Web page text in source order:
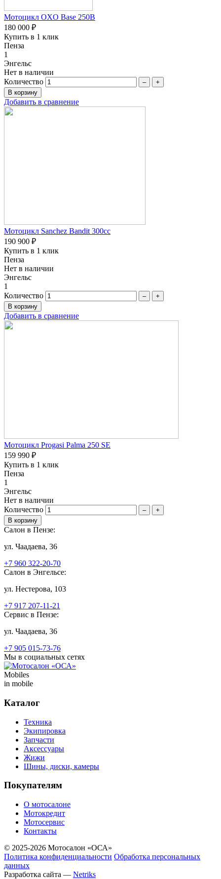
Мотоцикл OXO Base 250B
180 000 ₽
Купить в 1 клик
Пенза
1
Энгельс
Нет в наличии
Количество
– +
Добавить в сравнение
Мотоцикл Sanchez Bandit 300cc
190 900 ₽
Купить в 1 клик
Пенза
Нет в наличии
Энгельс
1
Количество
– +
Добавить в сравнение
Мотоцикл Progasi Palma 250 SE
159 990 ₽
Купить в 1 клик
Пенза
1
Энгельс
Нет в наличии
Количество
– +
Салон в Пензе:
ул. Чаадаева, 36
+7 960 322-20-70
Салон в Энгельсе:
ул. Нестерова, 103
+7 917 207-11-21
Сервис в Пензе:
ул. Чаадаева, 36
+7 905 015-73-76
Мы в социальных сетях
Mobiles
in mobile
Каталог
Техника
Экипировка
Запчасти
Аксессуары
Жижи
Шины, диски, камеры
Покупателям
О мотосалоне
Мотокредит
Мотосервис
Контакты
© 2025-2026 Мотосалон «ОСА»
Политика конфиденциальности Обработка персональных
данных
Разработка сайта — Netriks